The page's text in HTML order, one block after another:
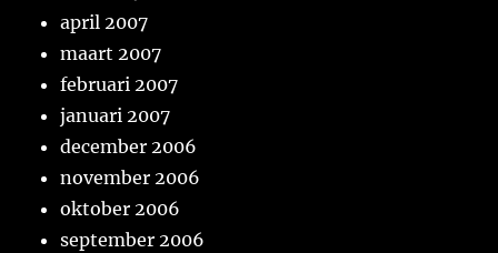
april 2007
maart 2007
februari 2007
januari 2007
december 2006
november 2006
oktober 2006
september 2006